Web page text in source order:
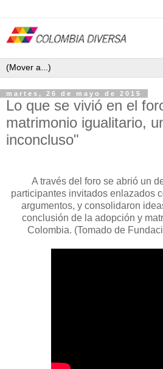
martes, 26 de mayo de 2015
Lo que se vivió en el
matrimonio igualitario,
inconcluso"
A través del foro se abrió un
participantes invitados enlazados
argumentos, y consolidaron
conclusión de la adopción y
Colombia. (Tomado de